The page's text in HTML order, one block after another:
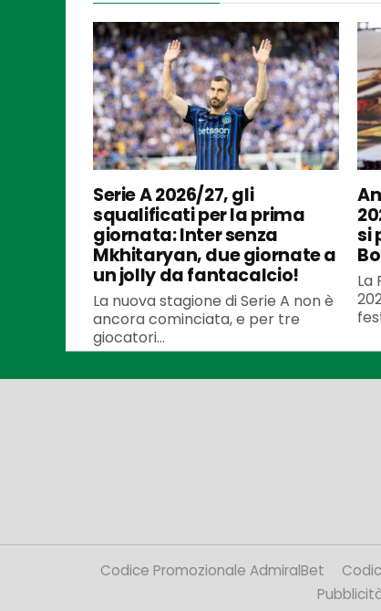
Serie A 2026/27, gli
squalificati per la prima
giornata: Inter senza
Mkhitaryan, due giornate a
un jolly da fantacalcio!
La nuova stagione di Serie A non è
ancora cominciata, e per tre
giocatori...
si
La
Codice Promozionale AdmiralBet